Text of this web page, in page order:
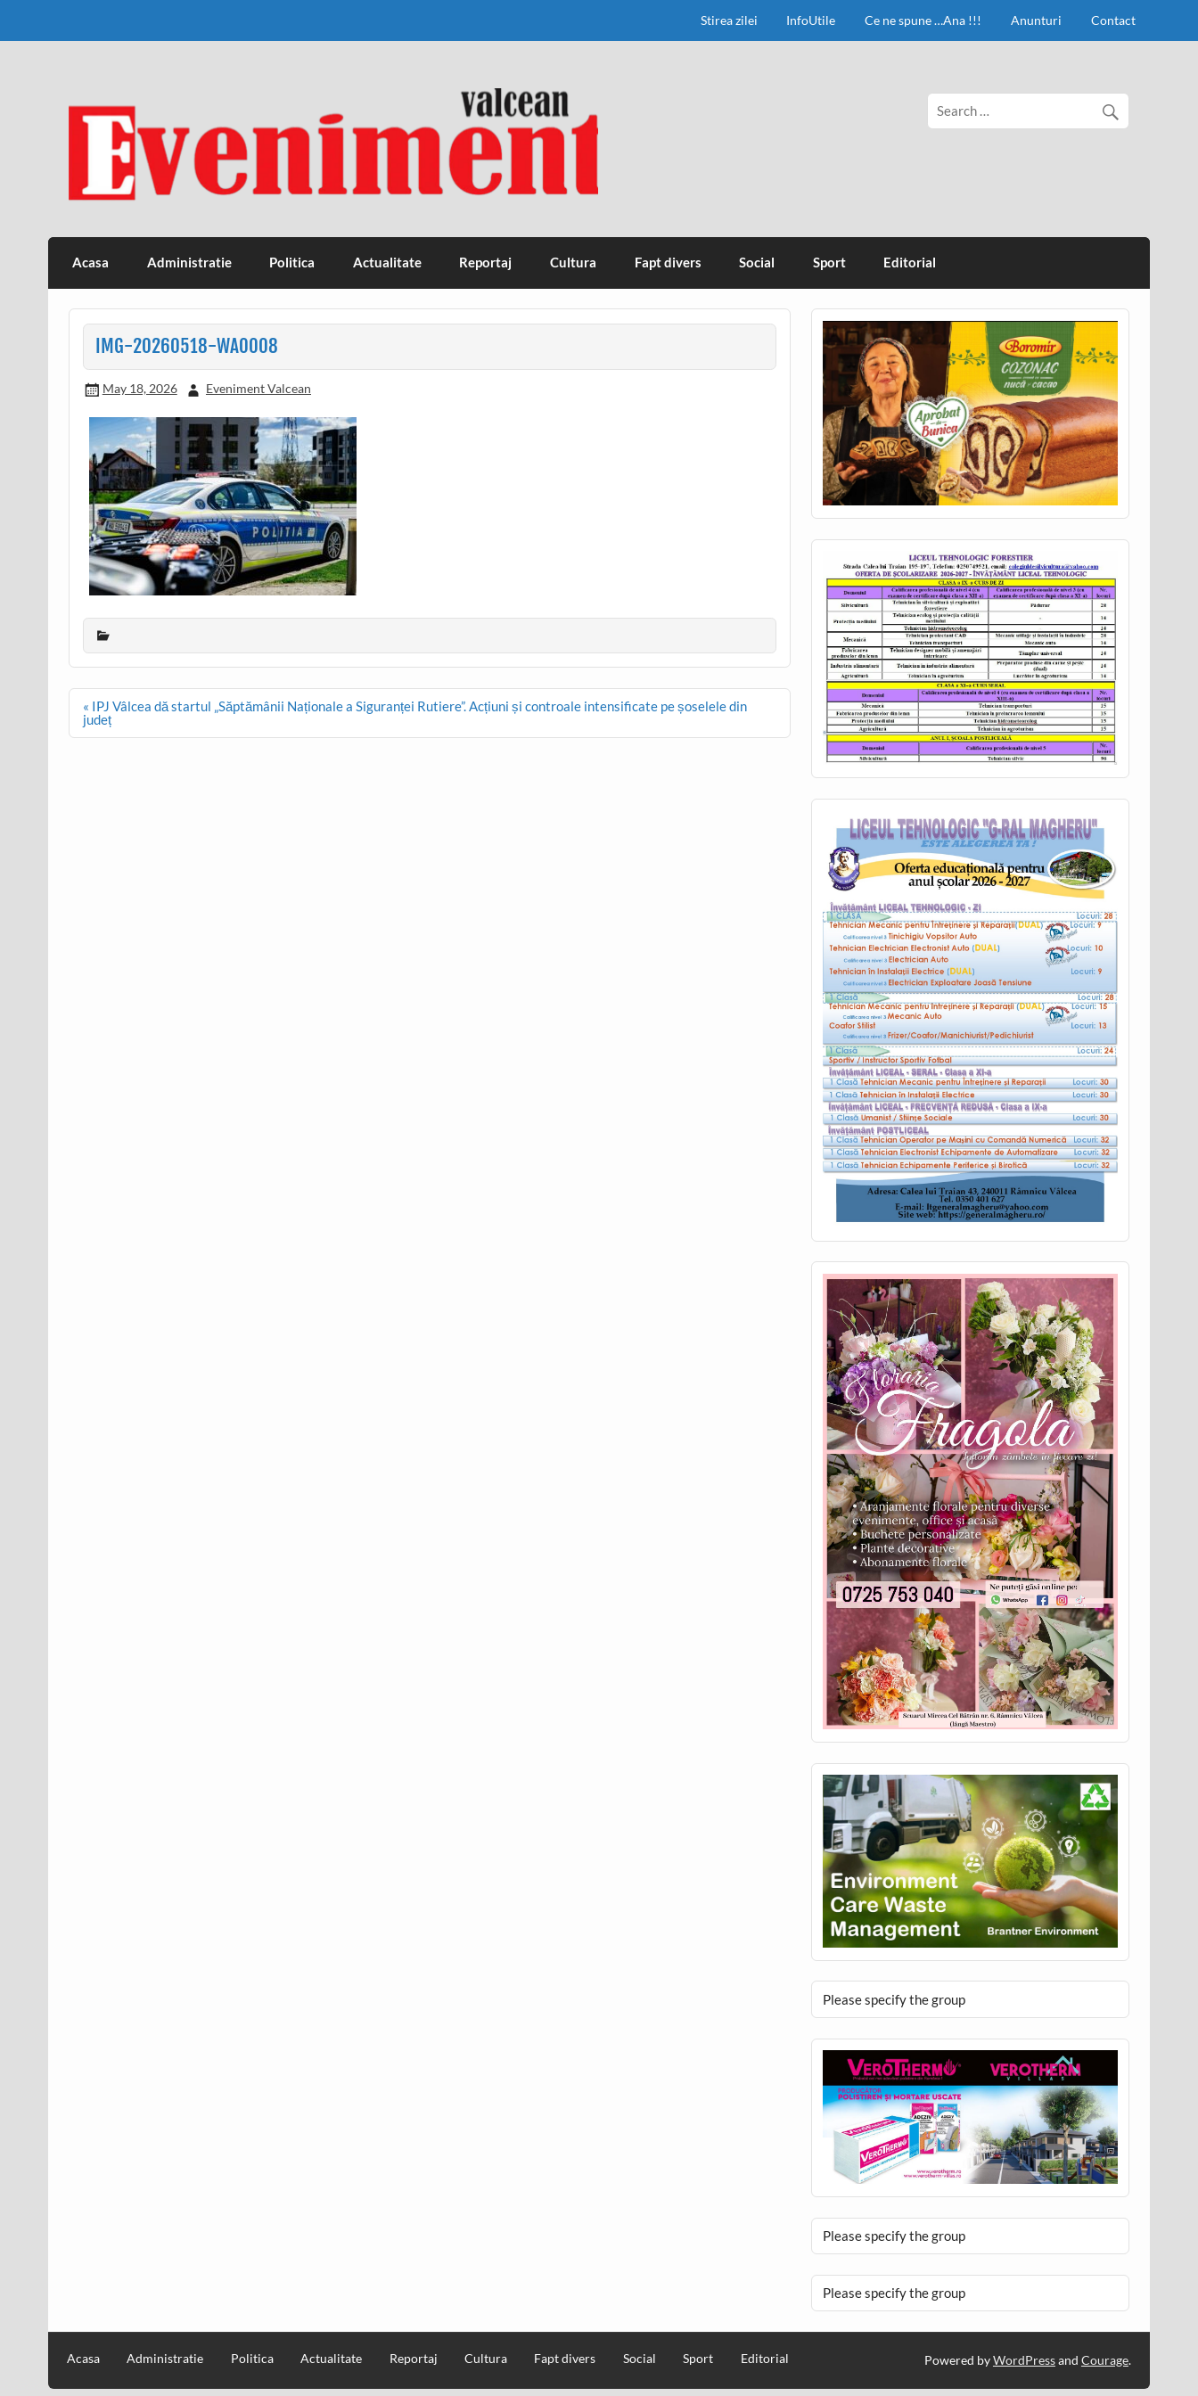
Stirea zilei InfoUtile Ce ne spune …Ana !!! Anunturi Contact
Eveniment Valcean
Acasa Administratie Politica Actualitate Reportaj Cultura Fapt divers Social Sport Editorial
IMG-20260518-WA0008
May 18, 2026 Eveniment Valcean
Post
navigation
« IPJ Vâlcea dă startul „Săptămânii Naționale a Siguranței Rutiere”. Acțiuni și controale intensificate pe șoselele din
județ
Please specify the group
Please specify the group
Please specify the group
Acasa Administratie Politica Actualitate Reportaj Cultura Fapt divers Social Sport Editorial Powered byWordPressand Courage.